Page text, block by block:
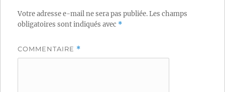
Votre adresse e-mail ne sera pas publiée.Les champs
obligatoires sont indiqués avec *
COMMENTAIRE *